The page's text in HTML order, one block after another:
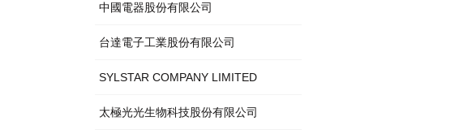
中國電器股份有限公司
台達電子工業股份有限公司
SYLSTAR COMPANY LIMITED
太極光光生物科技股份有限公司